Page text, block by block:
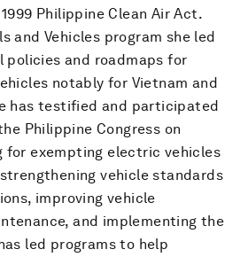
Philippine Clean Air Act.
and Vehicles program she led
policies and roadmaps for
notably for Vietnam and
has testified and participated
Philippine Congress on
for exempting electric vehicles
vehicle standards
improving vehicle
and implementing the
led programs to help